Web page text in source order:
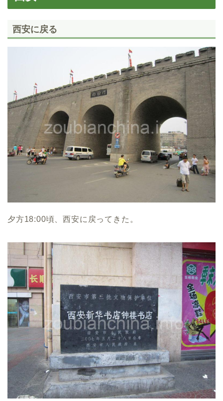
西安に戻る
夕方18:00頃、西安に戻ってきた。